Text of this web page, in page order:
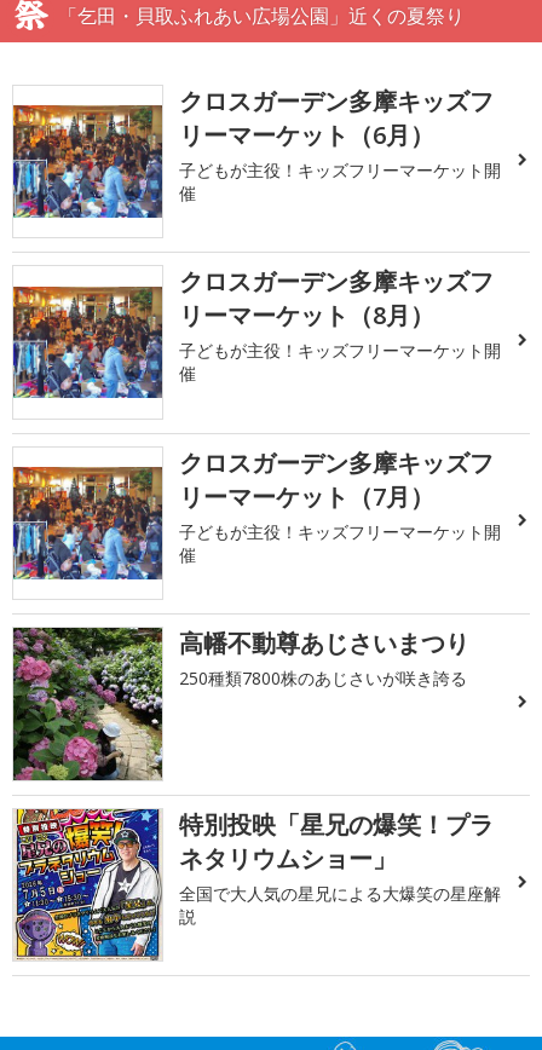
「乞田・貝取ふれあい広場公園」近くの夏祭り
クロスガーデン多摩キッズフ
リーマーケット（6月）
子どもが主役！キッズフリーマーケット開
催
クロスガーデン多摩キッズフ
リーマーケット（8月）
子どもが主役！キッズフリーマーケット開
催
クロスガーデン多摩キッズフ
リーマーケット（7月）
子どもが主役！キッズフリーマーケット開
催
高幡不動尊あじさいまつり
250種類7800株のあじさいが咲き誇る
特別投映「星兄の爆笑！プラ
ネタリウムショー」
全国で大人気の星兄による大爆笑の星座解
説